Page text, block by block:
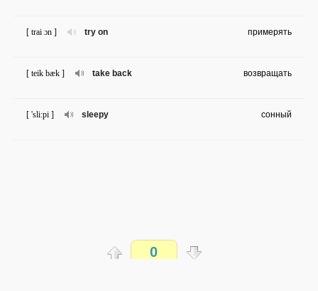
try on
[ trai ɔn ] примерять
take back
[ teik bæk ] возвращать
sleepy
[ 'sli:pi ] сонный
0